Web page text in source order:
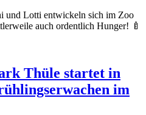
und Lotti entwickeln sich im Zoo
auch ordentlich Hunger! 🍼
Thüle startet in
im